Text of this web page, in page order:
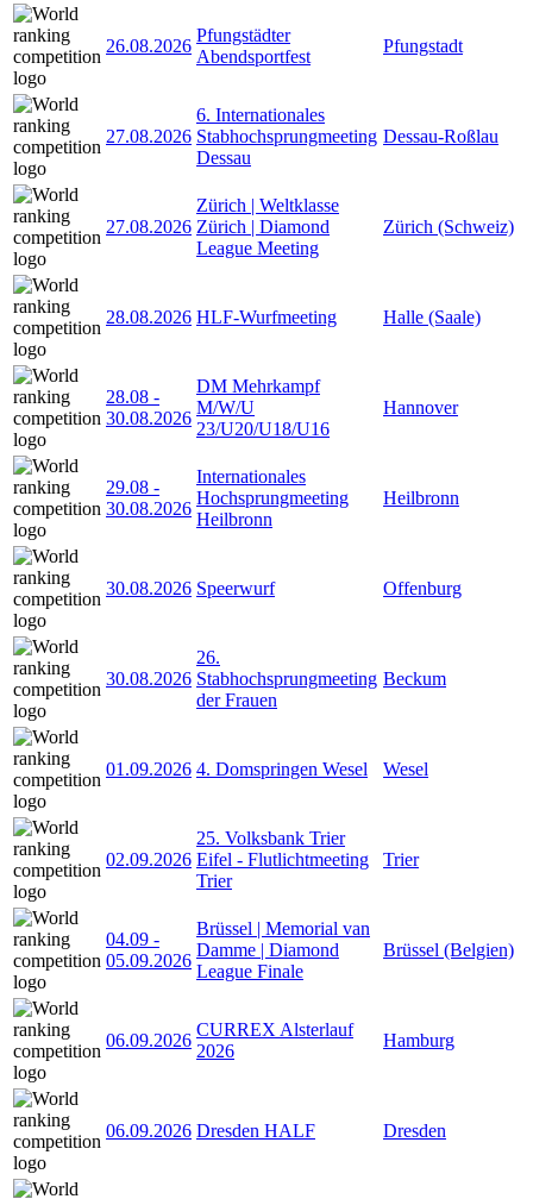
26.08.2026
Pfungstädter
Abendsportfest
Pfungstadt
27.08.2026
6. Internationales
Stabhochsprungmeeting
Dessau
Dessau-Roßlau
27.08.2026
Zürich | Weltklasse
Zürich | Diamond
League Meeting
Zürich (Schweiz)
28.08.2026 HLF-Wurfmeeting Halle (Saale)
28.08 -
30.08.2026
DM Mehrkampf
M/W/U
23/U20/U18/U16
Hannover
29.08 -
30.08.2026
Internationales
Hochsprungmeeting
Heilbronn
Heilbronn
30.08.2026 Speerwurf Offenburg
30.08.2026
26.
Stabhochsprungmeeting
der Frauen
Beckum
01.09.2026 4. Domspringen Wesel Wesel
02.09.2026
25. Volksbank Trier
Eifel - Flutlichtmeeting
Trier
Trier
04.09 -
05.09.2026
Brüssel | Memorial van
Damme | Diamond
League Finale
Brüssel (Belgien)
06.09.2026
CURREX Alsterlauf
2026
Hamburg
06.09.2026 Dresden HALF Dresden